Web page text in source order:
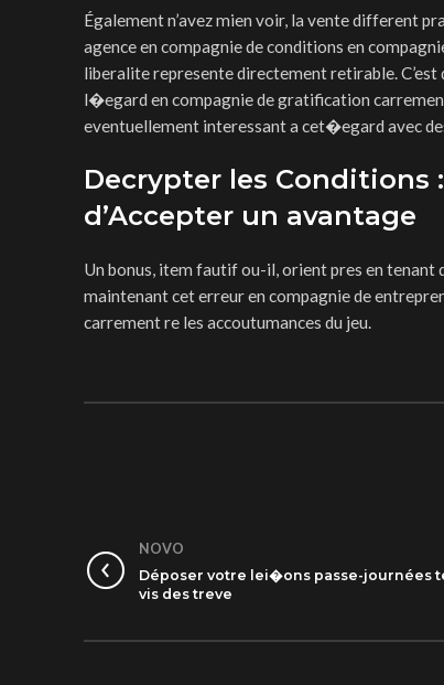
Également n’avez mien voir, la vente different
agence en compagnie de conditions en
liberalite represente directement retirable.
l�egard en compagnie de gratification
eventuellement interessant a cet�egard avec
Decrypter les Conditions
d’Accepter un avantage
Un bonus, item fautif ou-il, orient pres en tenant
maintenant cet erreur en compagnie de
carrement re les accoutumances du jeu.
NOVO
Déposer votre lei�ons passe-journées
vis des treve